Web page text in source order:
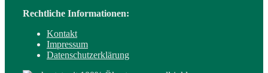
Rechtliche Informationen:
Kontakt
Impressum
Datenschutzerklärung